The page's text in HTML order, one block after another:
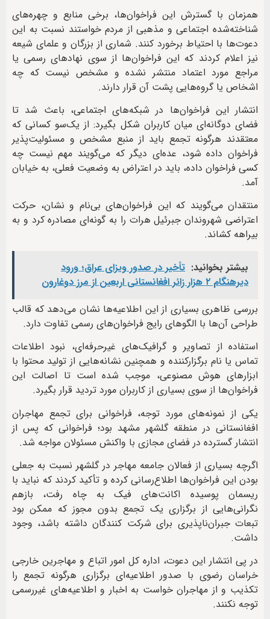
همزمان با گسترش این فراخوان‌ها، برخی منابع و چهره‌های
شناخته‌شده اجتماعی و مذهبی از مردم خواستند نسبت به این
دعوت‌ها با احتیاط برخورد کنند. شماری از بزرگان و علمای شیعه
نیز اعلام کردند که این فراخوان‌ها از سوی نهادهای رسمی یا
مراجع مورد اعتماد منتشر نشده و مشخص نیست که چه
اشخاص یا گروه‌هایی پشت آن قرار دارند.
انتشار این فراخوان‌ها در شبکه‌های اجتماعی، باعث شد تا
فضای دوگانه‌ای میان کاربران شکل بگیرد: از یک‌سو کسانی که
معتقدند هرگونه تجمع باید از منبع مشخص و مسئولیت‌پذیر
فراخوان داده شود، عده‌ای دیگر که می‌گویند مهم نیست چه
کسی فراخوان داده، باید در اعتراض به وضعیت فعلی، به خیابان
آمد.
منتقدان می‌گویند که این فراخوان‌های بی‌نام و نشان، حرکت
اعتراضی شهروندان جبرئیل هرات را به گونه‌ای مصادره کرد و به
بیراهه کشاند.
بیشتر بخوانید: تأخیر در صدور ویزای عراق؛ ورود
دیرهنگام ۲ هزار زائر افغانستانی اربعین از مرز دوغارون
بررسی ظاهری بسیاری از این اطلاعیه‌ها نشان می‌دهد که قالب
طراحی آن‌ها با الگوهای رایج فراخوان‌های رسمی تفاوت دارد.
استفاده از تصاویر و گرافیک‌های غیرحرفه‌ای، نبود اطلاعات
تماس یا نام برگزارکننده و همچنین نشانه‌هایی از تولید محتوا با
ابزارهای هوش مصنوعی، موجب شده است تا اصالت این
فراخوان‌ها از سوی بسیاری از کاربران مورد تردید قرار بگیرد.
یکی از نمونه‌های مورد توجه، فراخوانی برای تجمع مهاجران
افغانستانی در منطقه گلشهر مشهد بود؛ فراخوانی که پس از
انتشار گسترده در فضای مجازی با واکنش مسئولان مواجه شد.
اگرچه بسیاری از فعالان جامعه مهاجر در گلشهر نسبت به جعلی
بودن این فراخوان‌ها اطلاع‌رسانی کرده و تأکید کردند که نباید با
ریسمان پوسیده اکانت‌های فیک به چاه رفت، بازهم
نگرانی‌هایی از برگزاری یک تجمع بدون مجوز که ممکن بود
تبعات جبران‌ناپذیری برای شرکت کنندگان داشته باشد، وجود
داشت.
در پی انتشار این دعوت، اداره کل امور اتباع و مهاجرین خارجی
خراسان رضوی با صدور اطلاعیه‌ای برگزاری هرگونه تجمع را
تکذیب و از مهاجران خواست به اخبار و اطلاعیه‌های غیررسمی
توجه نکنند.